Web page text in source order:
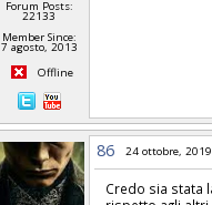
Forum Posts:
22133
Member Since:
7 agosto, 2013
Offline
86 24 ottobre,
Credo sia stata